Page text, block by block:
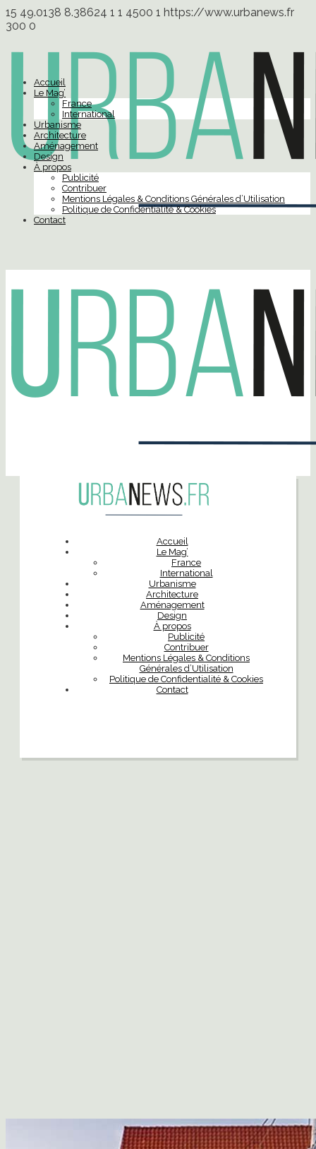
15 49.0138 8.38624 1 1 4500 1 https://www.urbanews.fr
300 0
Accueil
Le Mag’
France
International
Urbanisme
Architecture
Aménagement
Design
À propos
Publicité
Contribuer
Mentions Légales & Conditions Générales d’Utilisation
Politique de Confidentialité & Cookies
Contact
Accueil
Le Mag’
France
International
Urbanisme
Architecture
Aménagement
Design
À propos
Publicité
Contribuer
Mentions Légales & Conditions
Générales d’Utilisation
Politique de Confidentialité & Cookies
Contact